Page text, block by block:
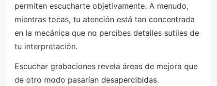
permiten escucharte objetivamente. A menudo,
mientras tocas, tu atención está tan concentrada
en la mecánica que no percibes detalles sutiles de
tu interpretación.
Escuchar grabaciones revela áreas de mejora que
de otro modo pasarían desapercibidas.